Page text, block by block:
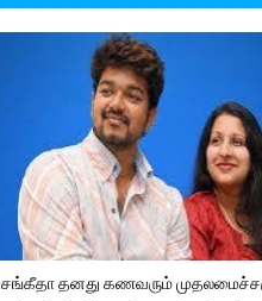
சங்கீதா தனது கணவரும்